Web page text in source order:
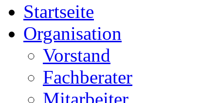
Startseite
Organisation
Vorstand
Fachberater
Mitarbeiter